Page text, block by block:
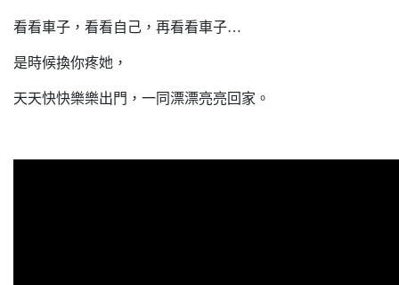
看看車子，看看自己，再看看車子…
是時候換你疼她，
天天快快樂樂出門，一同漂漂亮亮回家。